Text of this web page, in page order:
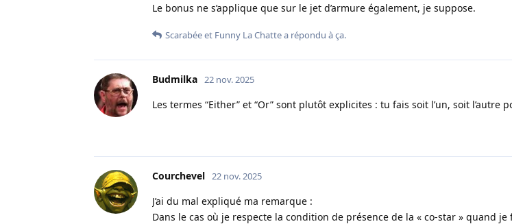
Le bonus ne s’applique que sur le jet d’armure également, je suppose.
Scarabéeet Funny La Chattea répondu à ça.
Budmilka 22 nov. 2025
Les termes “Either” et “Or” sont plutôt explicites : tu fais soit l’un, soit l’autre
Courchevel 22 nov. 2025
J’ai du mal expliqué ma remarque :
Dans le cas où je respecte la condition de présence de la « co-star » quand